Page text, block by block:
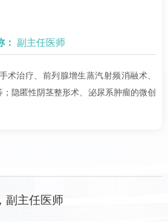
： 副主任医师
术治疗、前列腺增生蒸汽射频消融术、
隐匿性阴茎整形术、泌尿系肿瘤的微创
，副主任医师